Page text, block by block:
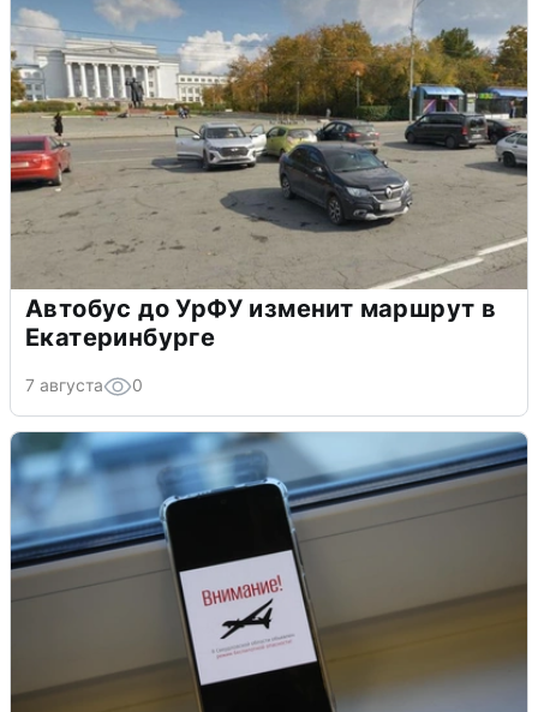
Автобус до УрФУ изменит маршрут в
Екатеринбурге
7 августа 0